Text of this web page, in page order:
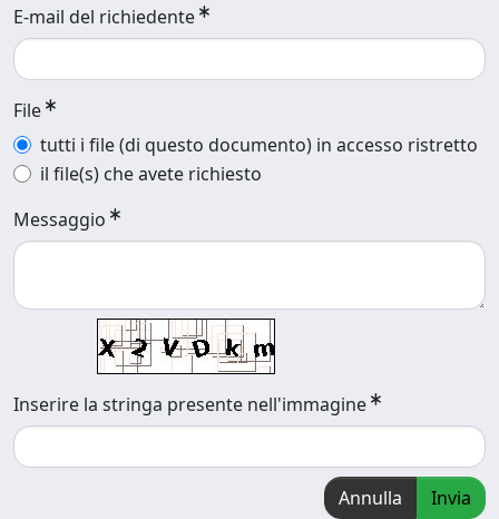
E-mail del richiedente
File
tutti i file (di questo documento) in accesso ristretto
il file(s) che avete richiesto
Messaggio
Inserire la stringa presente nell'immagine
Annulla Invia